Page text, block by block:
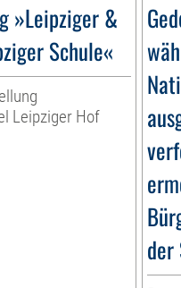
»Leipziger &
Schule«
Leipziger Hof
der